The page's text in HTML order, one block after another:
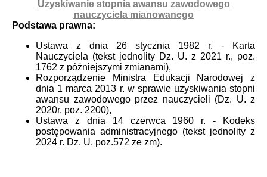
Uzyskiwanie stopnia awansu zawodowego
nauczyciela mianowanego
Podstawa prawna:
Ustawa z dnia 26 stycznia 1982 r. - Karta
Nauczyciela (tekst jednolity Dz. U. z 2021 r., poz.
1762 z późniejszymi zmianami),
Rozporządzenie Ministra Edukacji Narodowej z
dnia 1 marca 2013 r. w sprawie uzyskiwania stopni
awansu zawodowego przez nauczycieli (Dz. U. z
2020r. poz. 2200),
Ustawa z dnia 14 czerwca 1960 r. - Kodeks
postępowania administracyjnego (tekst jednolity z
2024 r. Dz. U. poz.572 ze zm).